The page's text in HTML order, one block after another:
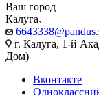
Ваш город
Калуга
г. Калуга, 1-й
Дом)
Вконтакте